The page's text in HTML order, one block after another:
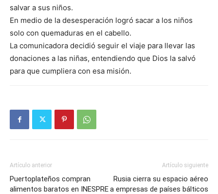
salvar a sus niños.
En medio de la desesperación logró sacar a los niños
solo con quemaduras en el cabello.
La comunicadora decidió seguir el viaje para llevar las
donaciones a las niñas, entendiendo que Dios la salvó
para que cumpliera con esa misión.
Artículo anterior
Puertoplateños compran
alimentos baratos en INESPRE
Artículo siguiente
Rusia cierra su espacio aéreo
a empresas de países bálticos